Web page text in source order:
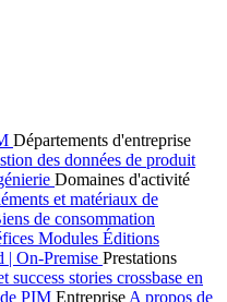
Départements d'entreprise
des données de produit
Domaines d'activité
et matériaux de
de consommation
Modules Éditions
| On-Premise Prestations
success stories crossbase en
PIM Entreprise A propos de